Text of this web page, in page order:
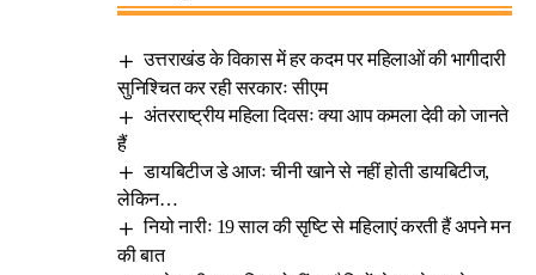
उत्तराखंड के विकास में हर कदम पर महिलाओं की भागीदारी
सुनिश्चित कर रही सरकारः सीएम
अंतरराष्ट्रीय महिला दिवसः क्या आप कमला देवी को जानते
हैं
डायबिटीज डे आजः चीनी खाने से नहीं होती डायबिटीज,
लेकिन…
नियो नारीः 19 साल की सृष्टि से महिलाएं करती हैं अपने मन
की बात